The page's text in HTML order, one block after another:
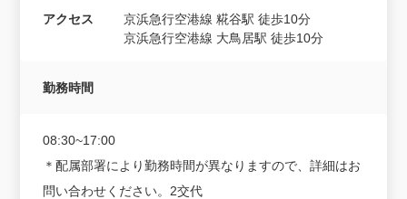
アクセス
京浜急行空港線 糀谷駅 徒歩10分
京浜急行空港線 大鳥居駅 徒歩10分
勤務時間
08:30~17:00
＊配属部署により勤務時間が異なりますので、詳細はお
問い合わせください。2交代